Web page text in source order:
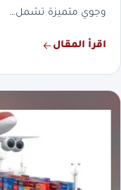
وجوي متميزة تشمل…
اقرأ المقال